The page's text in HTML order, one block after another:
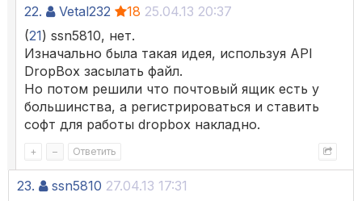
22. Vetal232 18 25.04.13 20:37
(21) ssn5810, нет.
Изначально была такая идея, используя API
DropBox засылать файл.
Но потом решили что почтовый ящик есть у
большинства, а регистрироваться и ставить
софт для работы dropbox накладно.
+ – Ответить
23. ssn5810 27.04.13 17:31